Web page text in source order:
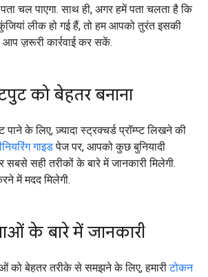
चल पाएगा. साथ ही, अगर हमें पता चलता है कि
लीक हो गई हैं, तो हम आपको तुरंत इसकी
आप ज़रूरी कार्रवाई कर सकें.
को बेहतर बनाना
के लिए, ज़्यादा स्ट्रक्चर्ड प्रॉम्प्ट लिखने की
गाइडपेज पर, आपको कुछ बुनियादी
सबसे सही तरीकों के बारे में जानकारी मिलेगी.
में मदद मिलेगी.
के बारे में जानकारी
को बेहतर तरीके से समझने के लिए, हमारीटोकन